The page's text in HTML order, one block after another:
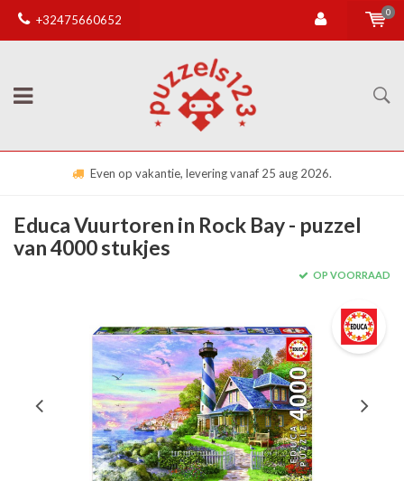
+32475660652
0
Even op vakantie, levering vanaf 25 aug 2026.
Educa Vuurtoren in Rock Bay - puzzel
van 4000 stukjes
OP VOORRAAD